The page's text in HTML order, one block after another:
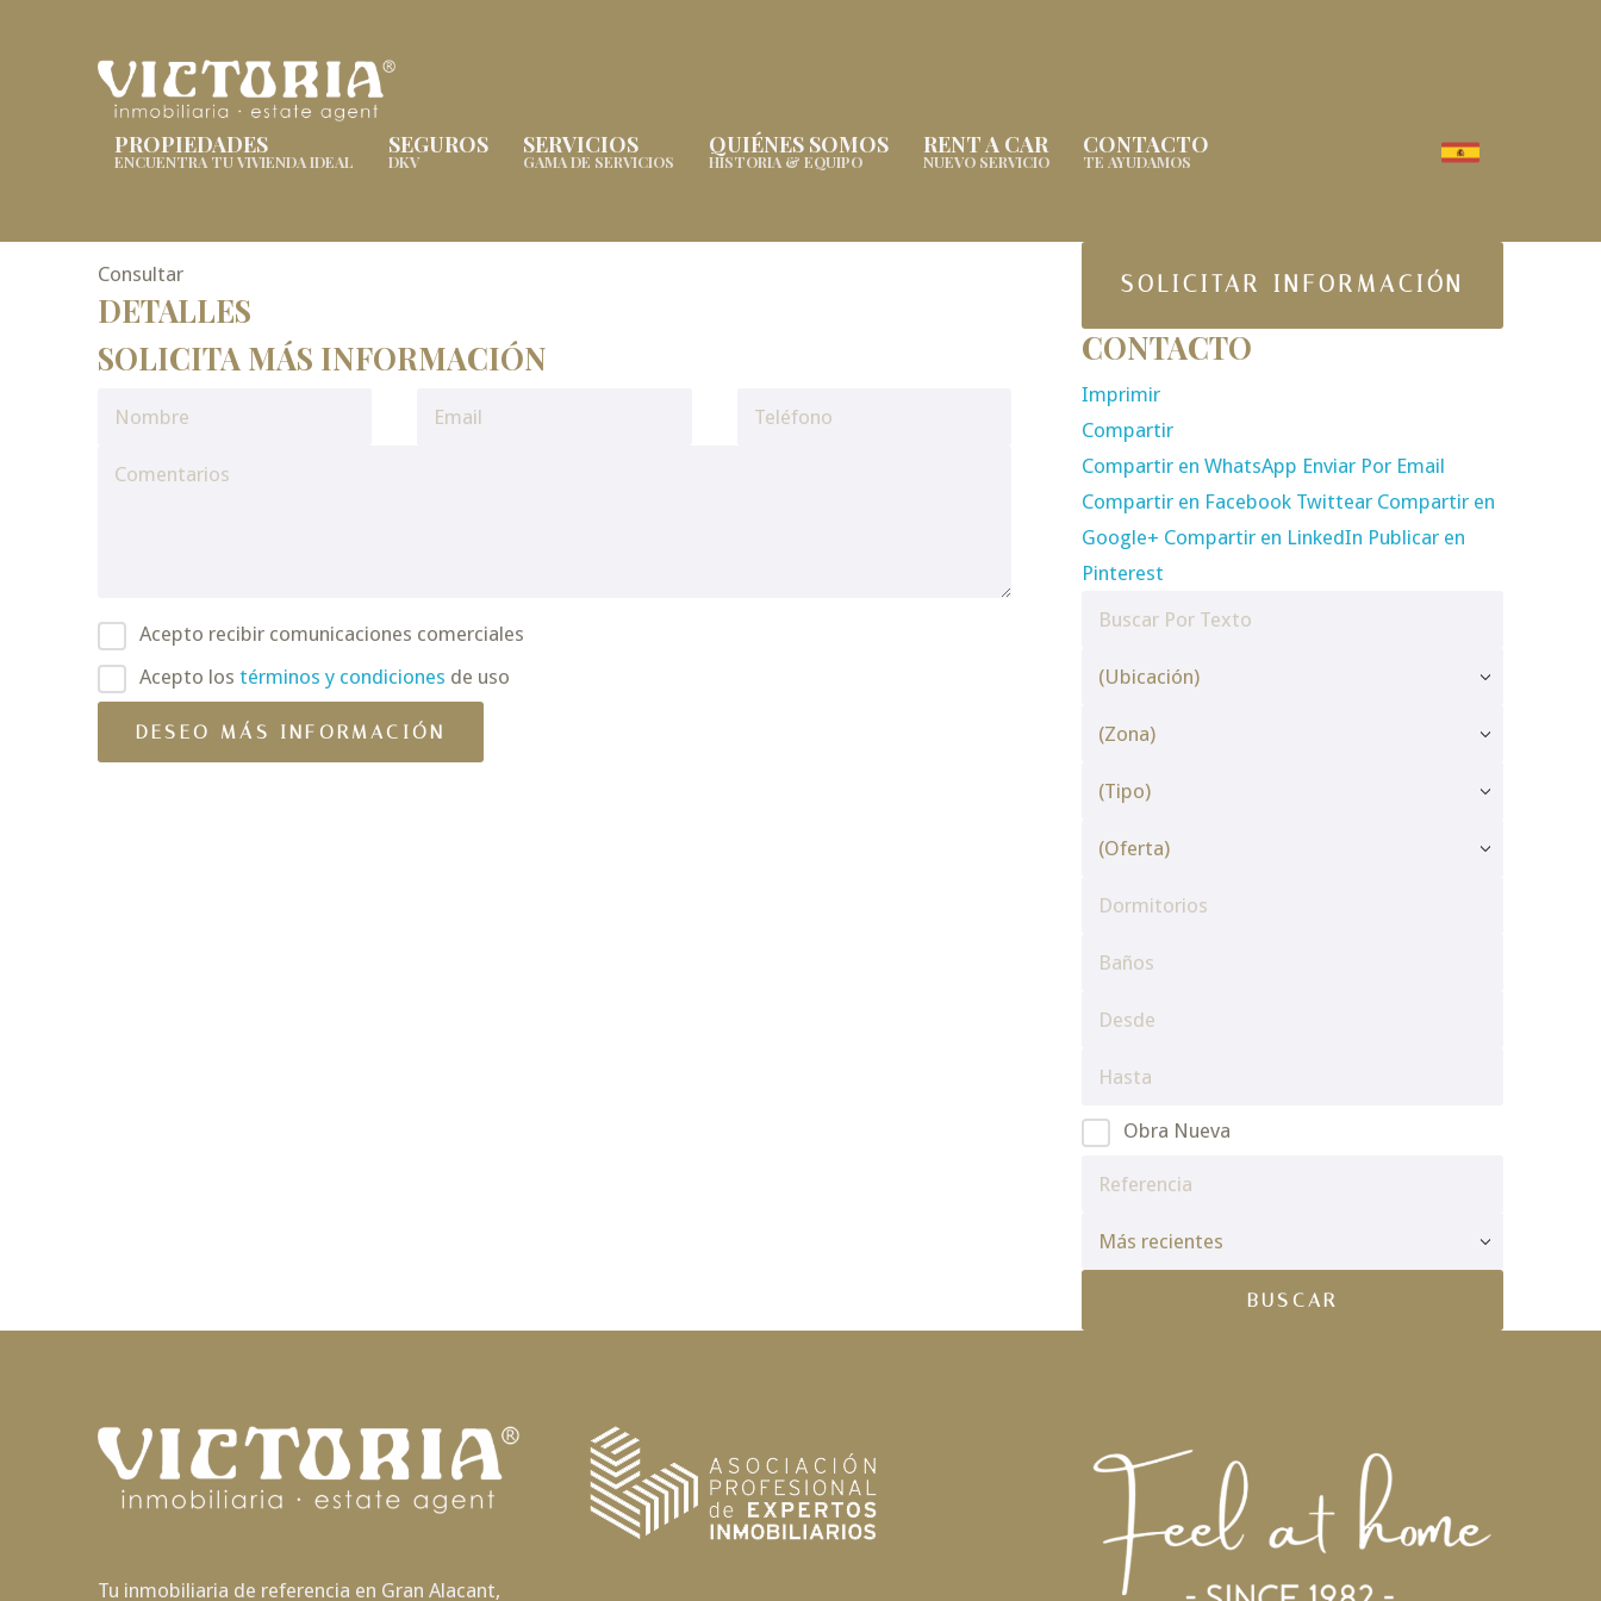
PROPIEDADES
ENCUENTRA TU VIVIENDA IDEAL
SEGUROS
DKV
SERVICIOS
GAMA DE SERVICIOS
QUIÉNES SOMOS
HISTORIA & EQUIPO
RENT A CAR
NUEVO SERVICIO
CONTACTO
TE AYUDAMOS
Consultar
DETALLES
SOLICITA MÁS INFORMACIÓN
Acepto recibir comunicaciones comerciales
Acepto los términos y condiciones de uso
SOLICITAR INFORMACIÓN
CONTACTO
Imprimir
Compartir
Compartir en WhatsApp Enviar Por Email
Compartir en Facebook Twittear Compartir en
Google+ Compartir en LinkedIn Publicar en
Pinterest
Obra Nueva
Tu inmobiliaria de referencia en Gran Alacant,